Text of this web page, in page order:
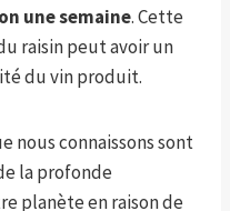
une semaine. Cette
raisin peut avoir un
du vin produit.
nous connaissons sont
la profonde
planète en raison de